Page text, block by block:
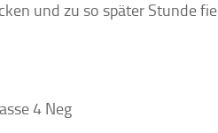
und zu so später Stunde
4 Neg